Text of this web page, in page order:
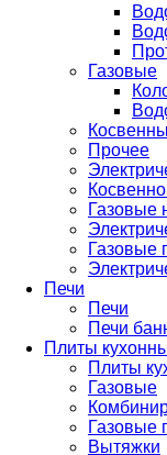
Газовые
Прочее
Газовые
Газовые
Печи
Печи
Печи
Плиты
Плиты
Газовые
Газовые
Вытяжки